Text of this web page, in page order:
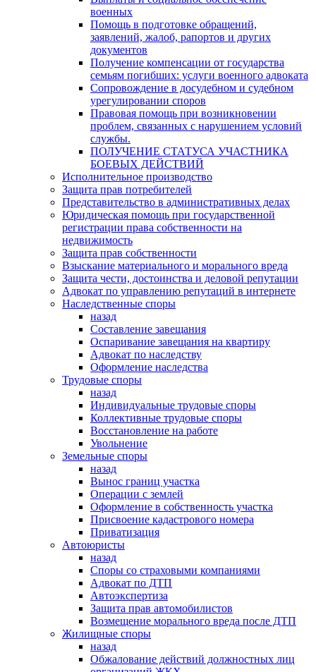
военных
Помощь в подготовке обращений,
заявлений, жалоб, рапортов и других
документов
Получение компенсации от государства
семьям погибших: услуги военного адвоката
Сопровождение в досудебном и судебном
урегулировании споров
Правовая помощь при возникновении
проблем, связанных с нарушением условий
службы.
ПОЛУЧЕНИЕ СТАТУСА УЧАСТНИКА
БОЕВЫХ ДЕЙСТВИЙ
Исполнительное производство
Защита прав потребителей
Представительство в административных делах
Юридическая помощь при государственной
регистрации права собственности на
недвижимость
Защита прав собственности
Взыскание материального и морального вреда
Защита чести, достоинства и деловой репутации
Адвокат по управлению репутаций в интернете
Наследственные споры
назад
Составление завещания
Оспаривание завещания на квартиру
Адвокат по наследству
Оформление наследства
Трудовые споры
назад
Индивидуальные трудовые споры
Коллективные трудовые споры
Восстановление на работе
Увольнение
Земельные споры
назад
Вынос границ участка
Операции с землей
Оформление в собственность участка
Присвоение кадастрового номера
Приватизация
Автоюристы
назад
Споры со страховыми компаниями
Адвокат по ДТП
Автоэкспертиза
Защита прав автомобилистов
Возмещение морального вреда после ДТП
Жилищные споры
назад
Обжалование действий должностных лиц